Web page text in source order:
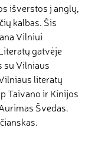
išverstos į anglų,
kalbas. Šis
Vilniui
gatvėje
su Vilniaus
literatų
Taivano ir Kinijos
Švedas.